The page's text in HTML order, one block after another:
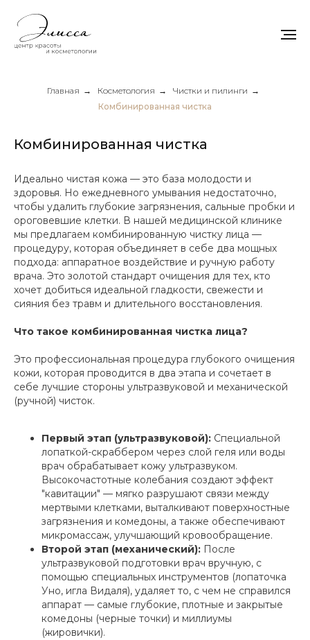
Главная → Косметология → Чистки и пилинги →
Комбинированная чистка
Комбинированная чистка
Идеально чистая кожа — это база молодости и
здоровья. Но ежедневного умывания недостаточно,
чтобы удалить глубокие загрязнения, сальные пробки и
ороговевшие клетки. В нашей медицинской клинике
мы предлагаем комбинированную чистку лица —
процедуру, которая объединяет в себе два мощных
подхода: аппаратное воздействие и ручную работу
врача. Это золотой стандарт очищения для тех, кто
хочет добиться идеальной гладкости, свежести и
сияния без травм и длительного восстановления.
Что такое комбинированная чистка лица?
Это профессиональная процедура глубокого очищения
кожи, которая проводится в два этапа и сочетает в
себе лучшие стороны ультразвуковой и механической
(ручной) чисток.
Первый этап (ультразвуковой): Специальной
лопаткой-скраббером через слой геля или воды
врач обрабатывает кожу ультразвуком.
Высокочастотные колебания создают эффект
"кавитации" — мягко разрушают связи между
мертвыми клетками, выталкивают поверхностные
загрязнения и комедоны, а также обеспечивают
микромассаж, улучшающий кровообращение.
Второй этап (механический): После
ультразвуковой подготовки врач вручную, с
помощью специальных инструментов (лопаточка
Уно, игла Видаля), удаляет то, с чем не справился
аппарат — самые глубокие, плотные и закрытые
комедоны (черные точки) и миллиумы
(жировички).